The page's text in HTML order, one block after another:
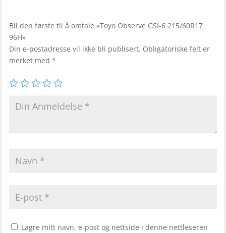
Bli den første til å omtale «Toyo Observe GSI-6 215/60R17
96H»
Din e-postadresse vil ikke bli publisert. Obligatoriske felt er
merket med *
Lagre mitt navn, e-post og nettside i denne nettleseren